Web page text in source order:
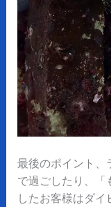
最後のポイント、
で過ごしたり、「
したお客様はダ